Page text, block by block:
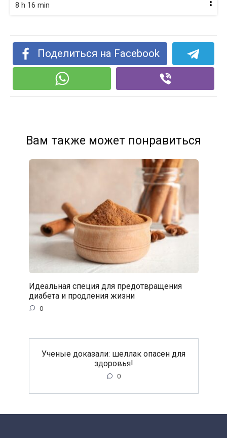
8 h 16 min
Поделиться на Facebook
Вам также может понравиться
Идеальная специя для предотвращения
диабета и продления жизни
0
Ученые доказали: шеллак опасен для
здоровья!
0